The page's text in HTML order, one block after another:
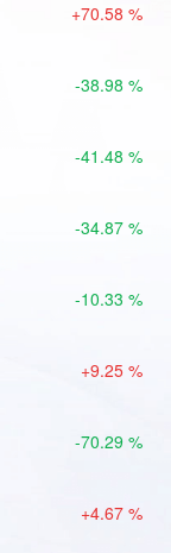
+70.58 %
-38.98 %
-41.48 %
-34.87 %
-10.33 %
+9.25 %
-70.29 %
+4.67 %